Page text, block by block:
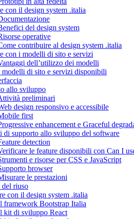
con il design system .italia
del design system
operative
contribuire al design system .italia
con i modelli di sito e servizi
dell’utilizzo dei modelli
modelli di sito e servizi disponibili
allo sviluppo
preliminari
design responsivo e accessibile
first
enhancement e Graceful
di supporto allo sviluppo del software
detection
le feature disponibili con Can I
e risorse per CSS e JavaScript
browser
le prestazioni
del riuso
con il design system .italia
framework Bootstrap Italia
kit di sviluppo React